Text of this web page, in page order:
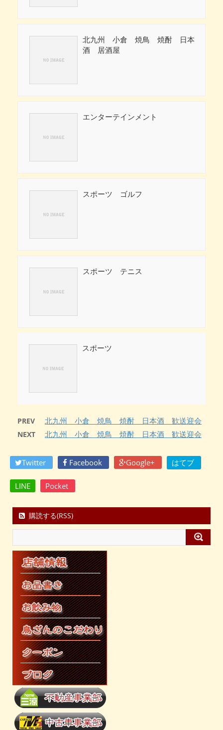
北九州 小倉 焼鳥 焼酎 日本
酒 居酒屋
エンターテインメント
スポーツ ゴルフ
スポーツ テニス
スポーツ
PREV 北九州 小倉 焼鳥 焼酎 日本酒 歓送迎会
NEXT 北九州 小倉 焼鳥 焼酎 日本酒 歓送迎会
Twitter Facebook Google+ はてブ
LINE Pocket
購読する(RSS)